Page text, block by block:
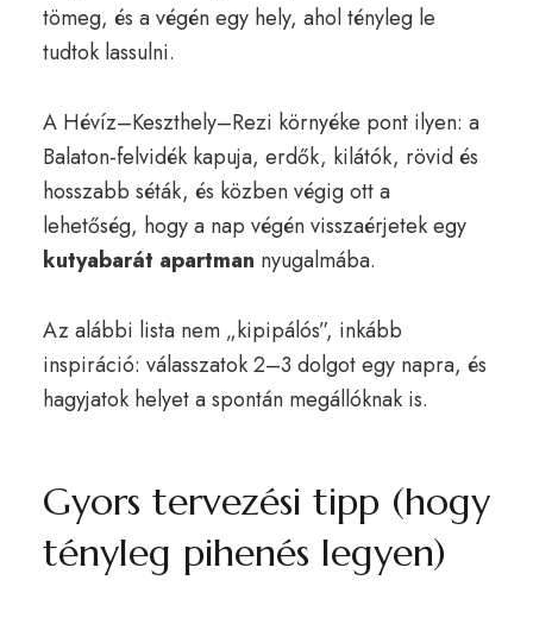
tömeg, és a végén egy hely, ahol tényleg le
tudtok lassulni.
A Hévíz–Keszthely–Rezi környéke pont ilyen: a
Balaton-felvidék kapuja, erdők, kilátók, rövid és
hosszabb séták, és közben végig ott a
lehetőség, hogy a nap végén visszaérjetek egy
kutyabarát apartman nyugalmába.
Az alábbi lista nem „kipipálós”, inkább
inspiráció: válasszatok 2–3 dolgot egy napra, és
hagyjatok helyet a spontán megállóknak is.
Gyors tervezési tipp (hogy
tényleg pihenés legyen)